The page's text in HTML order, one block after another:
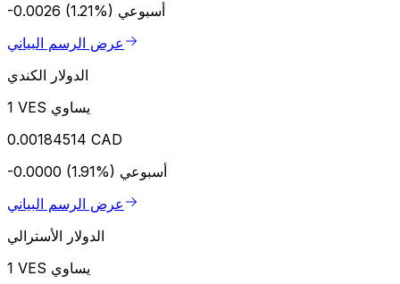
-0.0026 (1.21%) أسبوعي
عرض الرسم البياني
الدولار الكندي
1 VES يساوي
0.00184514 CAD
-0.0000 (1.91%) أسبوعي
عرض الرسم البياني
الدولار الأسترالي
1 VES يساوي